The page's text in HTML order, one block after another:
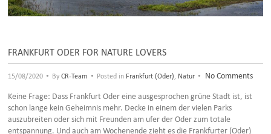
FRANKFURT ODER FOR NATURE LOVERS
15/08/2020 • ByCR-Team • Posted in Frankfurt (Oder) Natur • No Comments
Keine Frage: Dass Frankfurt Oder eine ausgesprochen grüne Stadt ist, ist
schon lange kein Geheimnis mehr. Decke in einem der vielen Parks
auszubreiten oder sich mit Freunden am ufer der Oder zum totale
entspannung. Und auch am Wochenende zieht es die Frankfurter (Oder)